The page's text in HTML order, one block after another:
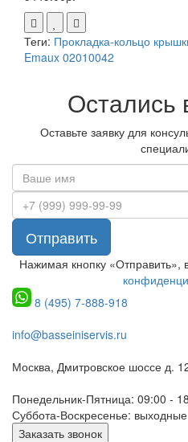
Теги: Прокладка-кольцо
Emaux 02010042
Остались
Оставьте заявку для
Отправить
Нажимая кнопку «Отправить»,
8 (495) 7-888-918
info@basseiniservis.ru
Москва, Дмитровское шоссе д.
Понедельник-Пятница: 09:00 -
Суббота-Воскресенье: выходные
Заказать звонок